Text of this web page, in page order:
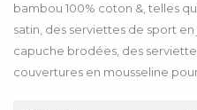
bambou 100% coton &, telles
satin, des serviettes de sport
capuche brodées, des
couvertures en mousseline